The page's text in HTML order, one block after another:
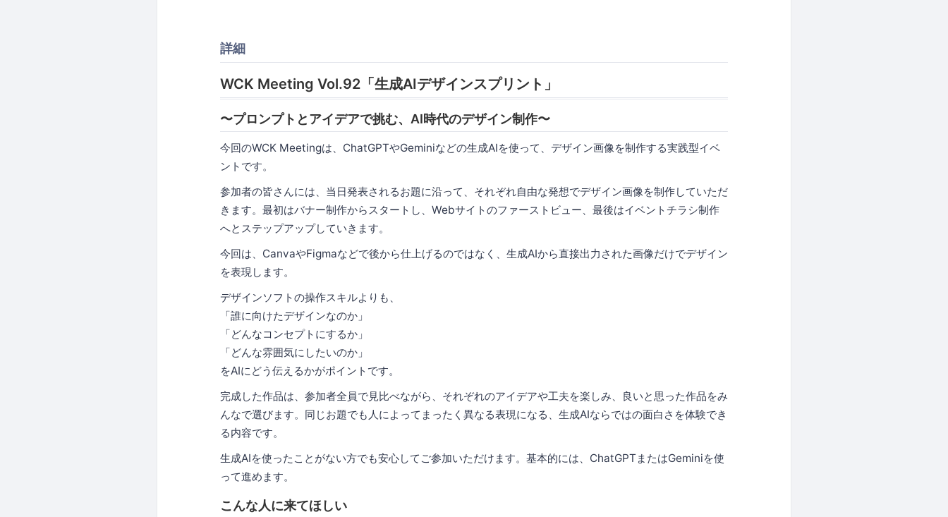
詳細
WCK Meeting Vol.92「生成AIデザインスプリント」
〜プロンプトとアイデアで挑む、AI時代のデザイン制作〜
今回のWCK Meetingは、ChatGPTやGeminiなどの生成AIを使って、デザイン画像を制作する実践型イベ
ントです。
参加者の皆さんには、当日発表されるお題に沿って、それぞれ自由な発想でデザイン画像を制作していただ
きます。最初はバナー制作からスタートし、Webサイトのファーストビュー、最後はイベントチラシ制作
へとステップアップしていきます。
今回は、CanvaやFigmaなどで後から仕上げるのではなく、生成AIから直接出力された画像だけでデザイン
を表現します。
デザインソフトの操作スキルよりも、
「誰に向けたデザインなのか」
「どんなコンセプトにするか」
「どんな雰囲気にしたいのか」
をAIにどう伝えるかがポイントです。
完成した作品は、参加者全員で見比べながら、それぞれのアイデアや工夫を楽しみ、良いと思った作品をみ
んなで選びます。同じお題でも人によってまったく異なる表現になる、生成AIならではの面白さを体験でき
る内容です。
生成AIを使ったことがない方でも安心してご参加いただけます。基本的には、ChatGPTまたはGeminiを使
って進めます。
こんな人に来てほしい